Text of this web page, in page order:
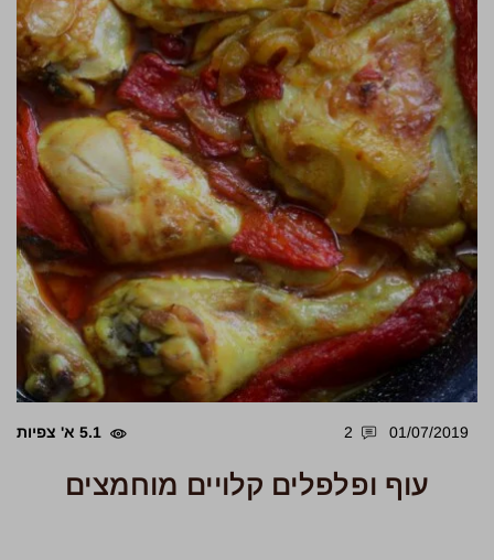
01/07/2019
2 5.1 א' צפיות
עוף ופלפלים קלויים מוחמצים